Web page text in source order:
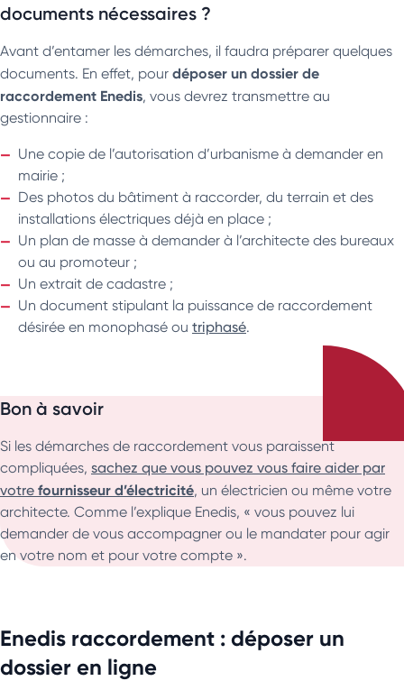
documents nécessaires ?
Avant d’entamer les démarches, il faudra préparer quelques
documents. En effet, pour déposer un dossier de
raccordement Enedis, vous devrez transmettre au
gestionnaire :
Une copie de l’autorisation d’urbanisme à demander en
mairie ;
Des photos du bâtiment à raccorder, du terrain et des
installations électriques déjà en place ;
Un plan de masse à demander à l’architecte des bureaux
ou au promoteur ;
Un extrait de cadastre ;
Un document stipulant la puissance de raccordement
désirée en monophasé ou triphasé.
Bon à savoir
Si les démarches de raccordement vous paraissent
compliquées, sachez que vous pouvez vous faire aider par
votre fournisseur d’électricité, un électricien ou même votre
architecte. Comme l’explique Enedis, « vous pouvez lui
demander de vous accompagner ou le mandater pour agir
en votre nom et pour votre compte ».
Enedis raccordement : déposer un
dossier en ligne